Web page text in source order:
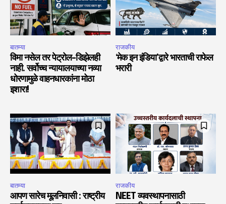
बातम्या
विमा नसेल तर पेट्रोल-डिझेलही
नाही. सर्वोच्च न्यायालयाच्या नव्या
धोरणामुळे वाहनधारकांना मोठा
इशारा!
राजकीय
‘मेक इन इंडिया’द्वारे भारताची राफेल
भरारी
बातम्या
आपण सारेच मूलनिवासी : राष्ट्रीय
राजकीय
NEET व्यवस्थापनासाठी